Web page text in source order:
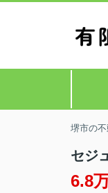
堺市の
セジ
6.8